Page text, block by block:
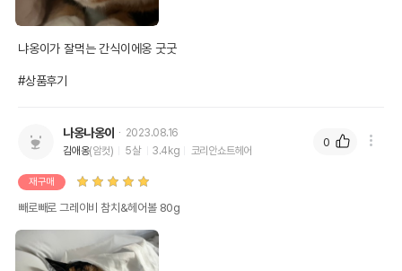
냐옹이가 잘먹는 간식이에옹 굿굿
#상품후기
나옹나옹이
2023.08.16
김애옹(암컷) 5살 3.4kg 코리안쇼트헤어
재구매
빼로빼로 그레이비 참치&헤어볼 80g
0